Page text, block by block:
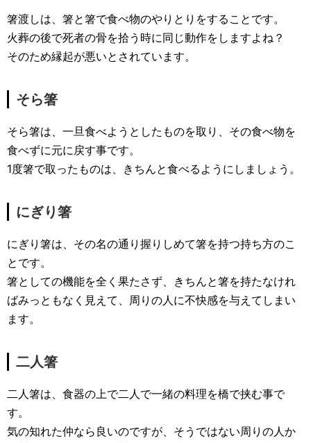
箸渡しは、箸と箸で食べ物のやりとりをすることです。
火葬の後で死者の骨を拾う時に同じ動作をしますよね？
そのため縁起が悪いとされています。
そら箸
そら箸は、一旦食べようとしたものを取り、その食べ物を
食べずに元に戻す事です。
1度箸で取ったものは、きちんと食べるようにしましょう。
にぎり箸
にぎり箸は、その名の通り握りしめて箸を持つ持ち方のこ
とです。
箸としての機能を全く果たさず、きちんと箸を持たなけれ
ばみっともなく見えて、周りの人に不快感を与えてしまい
ます。
二人箸
二人箸は、食器の上で二人で一緒の料理を橋で挟む事で
す。
気の知れた仲なら良いのですが、そうではない周りの人か